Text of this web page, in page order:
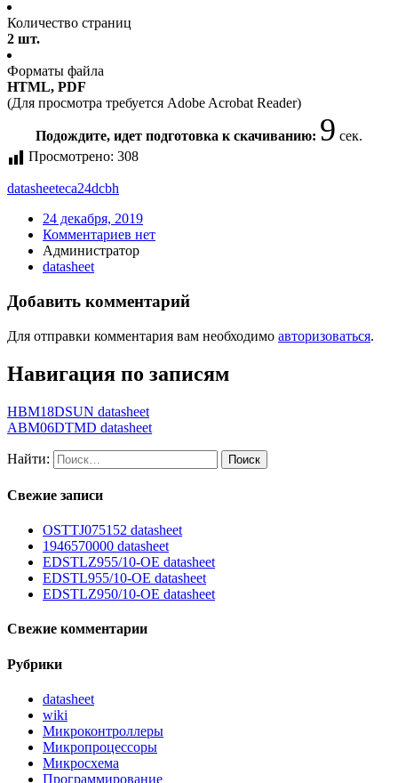
Количество страниц
2 шт.
Форматы файла
HTML, PDF
(Для просмотра требуется Adobe Acrobat Reader)
Подождите, идет подготовка к скачиванию: 9 сек.
Просмотрено: 308
datasheeteca24dcbh
24 декабря, 2019
Комментариев нет
Администратор
datasheet
Добавить комментарий
Для отправки комментария вам необходимо авторизоваться.
Навигация по записям
HBM18DSUN datasheet
ABM06DTMD datasheet
Найти:
Свежие записи
OSTTJ075152 datasheet
1946570000 datasheet
EDSTLZ955/10-OE datasheet
EDSTL955/10-OE datasheet
EDSTLZ950/10-OE datasheet
Свежие комментарии
Рубрики
datasheet
wiki
Микроконтроллеры
Микропроцессоры
Микросхема
Программирование